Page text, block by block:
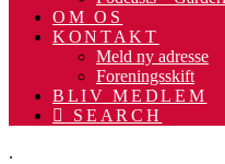
OM OS
KONTAKT
Meld ny adresse
Foreningsskift
BLIV MEDLEM
SEARCH
.